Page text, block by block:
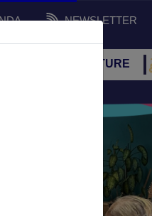
NEWSLETTER
SPORT ET CULTURE